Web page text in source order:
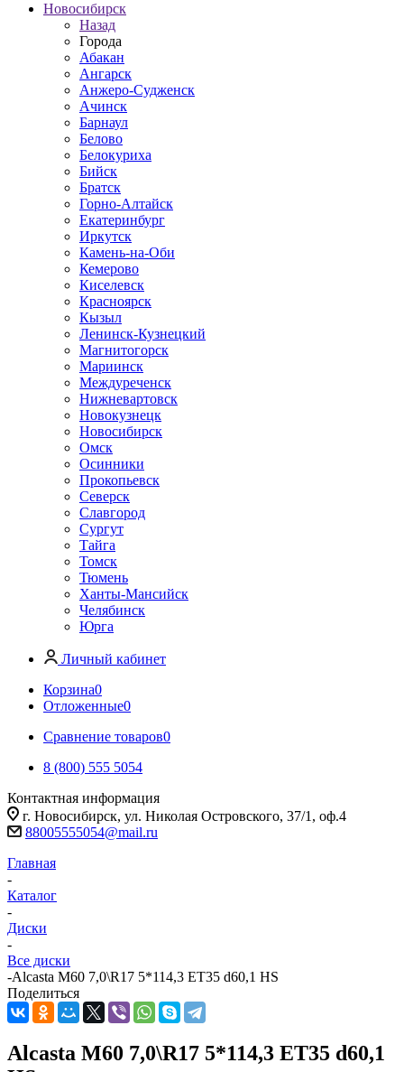
Новосибирск
Назад
Города
Абакан
Ангарск
Анжеро-Судженск
Ачинск
Барнаул
Белово
Белокуриха
Бийск
Братск
Горно-Алтайск
Екатеринбург
Иркутск
Камень-на-Оби
Кемерово
Киселевск
Красноярск
Кызыл
Ленинск-Кузнецкий
Магнитогорск
Мариинск
Междуреченск
Нижневартовск
Новокузнецк
Новосибирск
Омск
Осинники
Прокопьевск
Северск
Славгород
Сургут
Тайга
Томск
Тюмень
Ханты-Мансийск
Челябинск
Юрга
Личный кабинет
Корзина0
Отложенные0
Сравнение товаров0
8 (800) 555 5054
Контактная информация
г. Новосибирск, ул. Николая Островского, 37/1, оф.4
88005555054@mail.ru
Главная
-
Каталог
-
Диски
-
Все диски
-Alcasta M60 7,0\R17 5*114,3 ET35 d60,1 HS
Поделиться
Alcasta M60 7,0\R17 5*114,3 ET35 d60,1